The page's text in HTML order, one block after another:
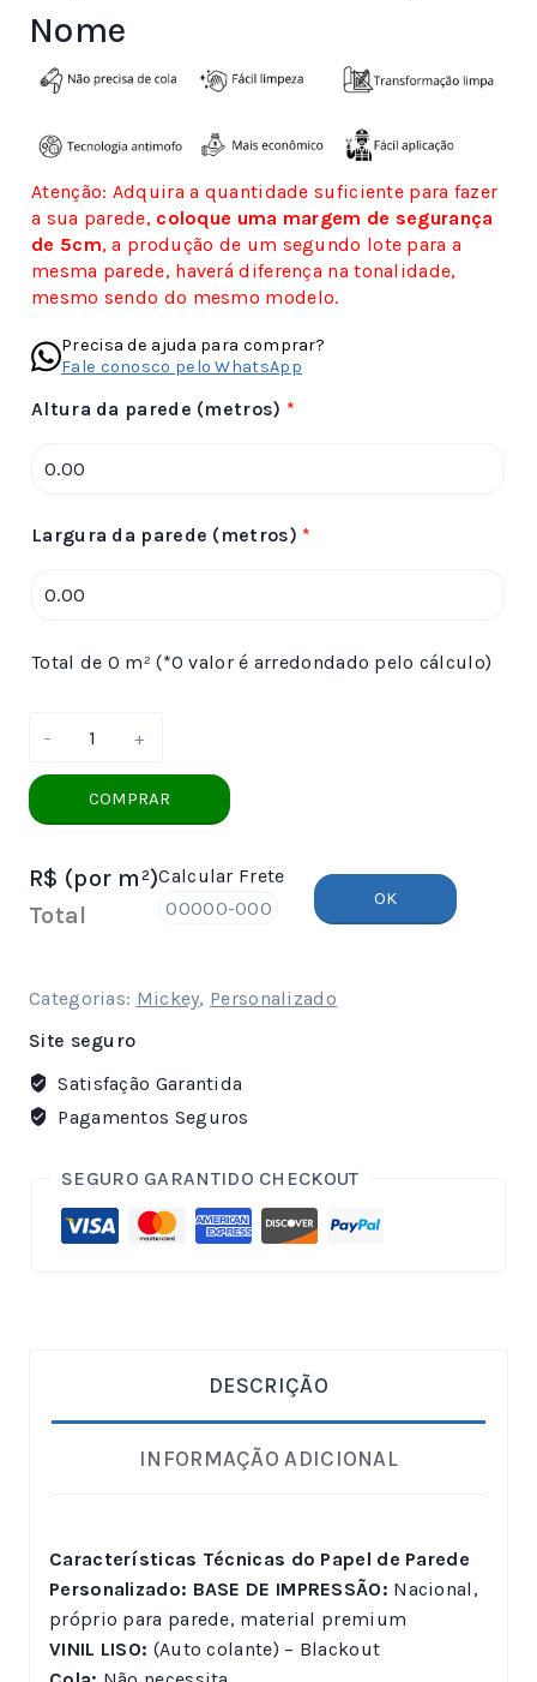
Nome
Atenção: Adquira a quantidade suficiente para fazer
a sua parede, coloque uma margem de segurança
de 5cm, a produção de um segundo lote para a
mesma parede, haverá diferença na tonalidade,
mesmo sendo do mesmo modelo.
Precisa de ajuda para comprar?
Fale conosco pelo WhatsApp
Altura da parede (metros) *
Largura da parede (metros) *
Total de 0 m² (*O valor é arredondado pelo cálculo)
Papel
Nome
quantidade
COMPRAR
R$ (por m²)
Total
Calcular Frete
OK
Categorias: Mickey, Personalizado
Site seguro
Satisfação Garantida
Pagamentos Seguros
SEGURO GARANTIDO CHECKOUT
DESCRIÇÃO
INFORMAÇÃO ADICIONAL
Características Técnicas do Papel de Parede
Personalizado: BASE DE IMPRESSÃO: Nacional,
próprio para parede, material premium
VINIL LISO: (Auto colante) – Blackout